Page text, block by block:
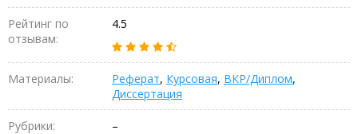
Рейтинг по
отзывам:
4.5
Материалы: Реферат, Курсовая, ВКР/Диплом,
Диссертация
Рубрики: –